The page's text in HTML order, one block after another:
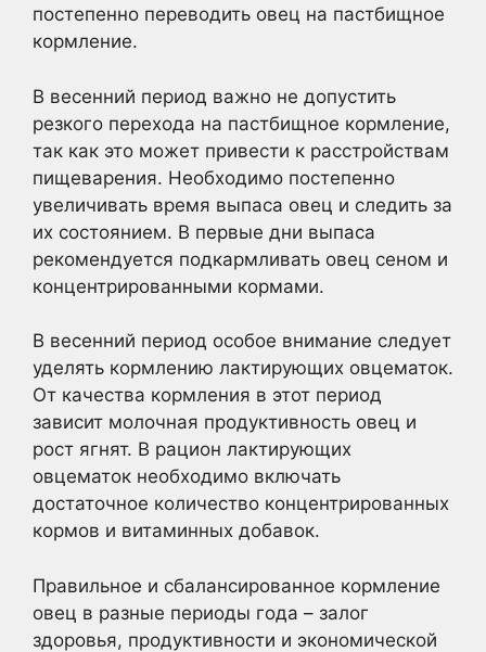
постепенно переводить овец на пастбищное
кормление.
В весенний период важно не допустить
резкого перехода на пастбищное кормление,
так как это может привести к расстройствам
пищеварения. Необходимо постепенно
увеличивать время выпаса овец и следить за
их состоянием. В первые дни выпаса
рекомендуется подкармливать овец сеном и
концентрированными кормами.
В весенний период особое внимание следует
уделять кормлению лактирующих овцематок.
От качества кормления в этот период
зависит молочная продуктивность овец и
рост ягнят. В рацион лактирующих
овцематок необходимо включать
достаточное количество концентрированных
кормов и витаминных добавок.
Правильное и сбалансированное кормление
овец в разные периоды года – залог
здоровья, продуктивности и экономической